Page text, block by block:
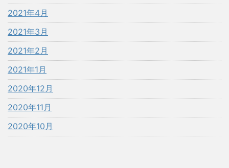
2021年4月
2021年3月
2021年2月
2021年1月
2020年12月
2020年11月
2020年10月